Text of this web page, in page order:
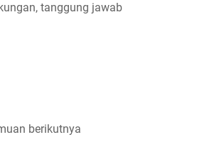
tanggung jawab
berikutnya